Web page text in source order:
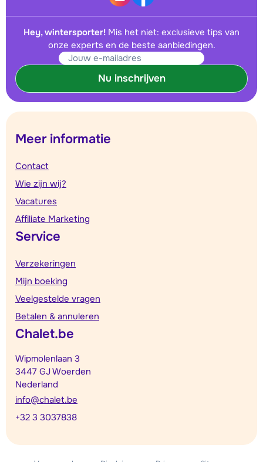
Hey, wintersporter! Mis het niet: exclusieve tips van
onze experts en de beste aanbiedingen.
Nu inschrijven
Meer informatie
Contact
Wie zijn wij?
Vacatures
Affiliate Marketing
Service
Verzekeringen
Mijn boeking
Veelgestelde vragen
Betalen & annuleren
Chalet.be
Wipmolenlaan 3
3447 GJ Woerden
Nederland
info@chalet.be
+32 3 3037838